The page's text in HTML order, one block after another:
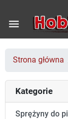
menu
Strona główna
Kategorie
Sprężyny do